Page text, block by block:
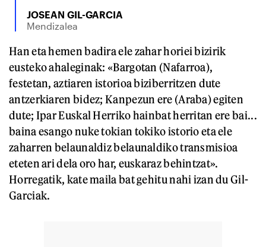
JOSEAN GIL-GARCIA
Mendizalea
Han eta hemen badira ele zahar horiei bizirik
eusteko ahaleginak: «Bargotan (Nafarroa),
festetan, aztiaren istorioa biziberritzen dute
antzerkiaren bidez; Kanpezun ere (Araba) egiten
dute; Ipar Euskal Herriko hainbat herritan ere bai...
baina esango nuke tokian tokiko istorio eta ele
zaharren belaunaldiz belaunaldiko transmisioa
eteten ari dela oro har, euskaraz behintzat».
Horregatik, kate maila bat gehitu nahi izan du Gil-
Garciak.